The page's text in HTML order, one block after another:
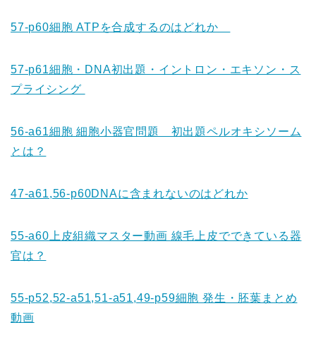
57-p60細胞 ATPを合成するのはどれか
57-p61細胞・DNA初出題・イントロン・エキソン・ス
プライシング
56-a61細胞 細胞小器官問題 初出題ペルオキシソーム
とは？
47-a61,56-p60DNAに含まれないのはどれか
55-a60上皮組織マスター動画 線毛上皮でできている器
官は？
55-p52,52-a51,51-a51,49-p59細胞 発生・胚葉まとめ
動画